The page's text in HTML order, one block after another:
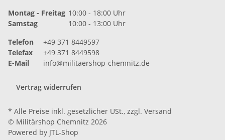
Montag - Freitag 10:00 - 18:00 Uhr
Samstag
10:00 - 13:00 Uhr
Telefon
+49 371 8449597
Telefax
+49 371 8449598
E-Mail
info@militaershop-chemnitz.de
Vertrag widerrufen
* Alle Preise inkl. gesetzlicher USt., zzgl. Versand
© Militärshop Chemnitz 2026
Powered by JTL-Shop